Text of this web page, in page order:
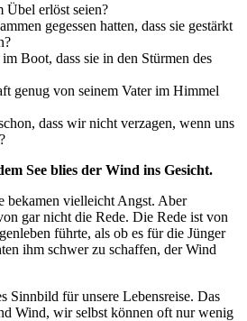
Übel erlöst seien?
gegessen hatten, dass sie gestärkt
Boot, dass sie in den Stürmen des
genug von seinem Vater im Himmel
dass wir nicht verzagen, wenn uns
See blies der Wind ins Gesicht.
bekamen vielleicht Angst. Aber
gar nicht die Rede. Die Rede ist von
führte, als ob es für die Jünger
ihm schwer zu schaffen, der Wind
Sinnbild für unsere Lebensreise. Das
Wind, wir selbst können oft nur wenig